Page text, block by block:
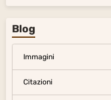
Blog
Immagini
Citazioni